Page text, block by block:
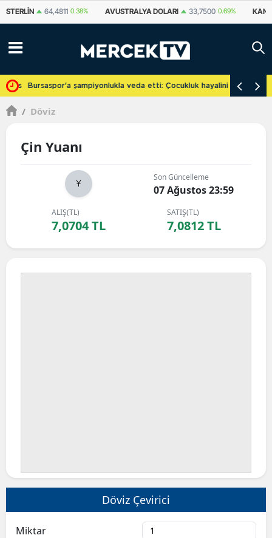
64,4811 0.38% AVUSTRALYA DOLARI 33,7500 0.69% KANADA
Bursaspor'a şampiyonlukla veda etti: Çocukluk hayalini
/ Döviz
Çin Yuanı
Son Güncelleme
07 Ağustos 23:59
ALIŞ(TL)
7,0704 TL
SATIŞ(TL)
7,0812 TL
Döviz Çevirici
Miktar